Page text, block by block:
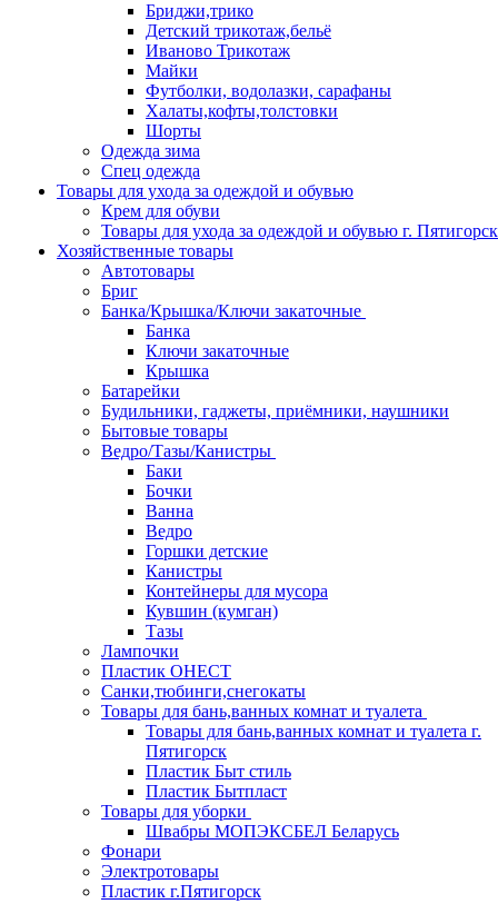
Бриджи,трико
Детский трикотаж,бельё
Иваново Трикотаж
Майки
Футболки, водолазки, сарафаны
Халаты,кофты,толстовки
Шорты
Одежда зима
Спец одежда
Товары для ухода за одеждой и обувью
Крем для обуви
Товары для ухода за одеждой и обувью г. Пятигорск
Хозяйственные товары
Автотовары
Бриг
Банка/Крышка/Ключи закаточные
Банка
Ключи закаточные
Крышка
Батарейки
Будильники, гаджеты, приёмники, наушники
Бытовые товары
Ведро/Тазы/Канистры
Баки
Бочки
Ванна
Ведро
Горшки детские
Канистры
Контейнеры для мусора
Кувшин (кумган)
Тазы
Лампочки
Пластик ОНЕСТ
Санки,тюбинги,снегокаты
Товары для бань,ванных комнат и туалета
Товары для бань,ванных комнат и туалета г.
Пятигорск
Пластик Быт стиль
Пластик Бытпласт
Товары для уборки
Швабры МОПЭКСБЕЛ Беларусь
Фонари
Электротовары
Пластик г.Пятигорск